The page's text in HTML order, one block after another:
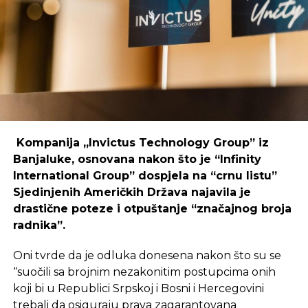
coworking prostori mogu uspješno djelovati i u
regijama koje nisu urbani centri, ali zahtijeva
podršku i ulaganja koja će omogućiti dugoročnu
održivost ovakvih inicijativa.
Ulaganje u coworking prostor u Čapljini moglo bi
postati ključan korak prema stvaranju napredne
poslovne klime, privlačenju novih profesionalaca te
nove projekte i lokalnu ekonomiju.
Kompanija „Invictus Technology Group” iz
Banjaluke, osnovana nakon što je “Infinity
International Group” dospjela na “crnu listu”
Sjedinjenih Američkih Država najavila je
drastične poteze i otpuštanje “značajnog broja
radnika”.
Oni tvrde da je odluka donesena nakon što su se
“suočili sa brojnim nezakonitim postupcima onih
koji bi u Republici Srpskoj i Bosni i Hercegovini
trebali da osiguraju prava zagarantovana